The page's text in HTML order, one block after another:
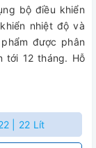
bộ điều khiển
nhiệt độ và
được phân
tới 12 tháng. Hỗ
| 22 Lít